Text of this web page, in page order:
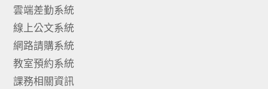
雲端差勤系統
線上公文系統
網路請購系統
教室預約系統
課務相關資訊